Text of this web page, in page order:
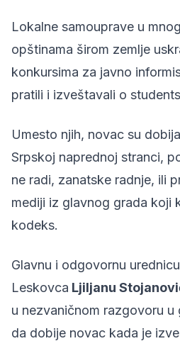
Lokalne samouprave u
opštinama širom zemlje
konkursima za javno
pratili i izveštavali o
Umesto njih, novac su
Srpskoj naprednoj stranci,
ne radi, zanatske radnje, ili
mediji iz glavnog grada koji
kodeks.
Glavnu i odgovornu
Leskovca Ljiljanu
u nezvaničnom razgovoru
da dobije novac kada je